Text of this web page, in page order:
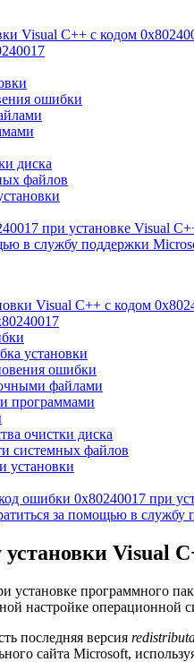
Visual C++ с кодом
ошибки
диска
файлов
при установке Visual
в службу поддержки
Visual C++ с кодом
установки
ошибки
файлами
программами
очистки диска
системных файлов
установки
ошибки 0x80240017 при
за помощью в службу
Visual
установке программного
настройке операционной
последняя версия
сайта Microsoft,